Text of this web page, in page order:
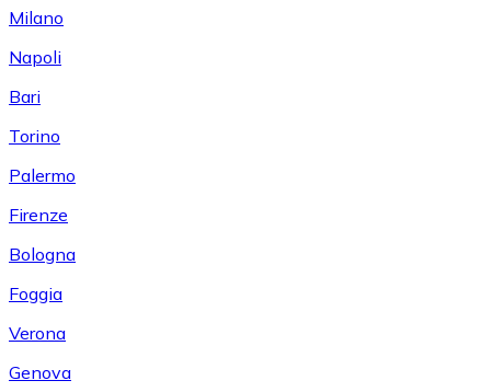
Milano
Napoli
Bari
Torino
Palermo
Firenze
Bologna
Foggia
Verona
Genova